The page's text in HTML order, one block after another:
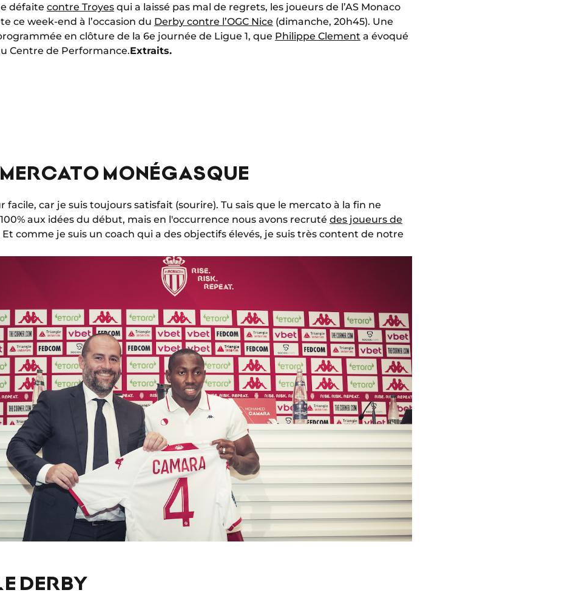
défaite contre Troyes qui a laissé pas mal de regrets, les joueurs de l’AS Monaco
ce week-end à l’occasion du Derby contre l’OGC Nice (dimanche, 20h45). Une
en clôture de la 6e journée de Ligue 1, que Philippe Clement a évoqué
Centre de Performance.Extraits.
MONÉGASQUE
facile, car je suis toujours satisfait (sourire). Tu sais que le mercato à la fin ne
aux idées du début, mais en l'occurrence nous avons recruté des joueurs de
comme je suis un coach qui a des objectifs élevés, je suis très content de notre
DERBY